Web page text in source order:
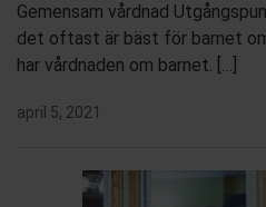
Gemensam vårdnad
det oftast är bäst för barnet
har vårdnaden om barnet. […]
april 5, 2021